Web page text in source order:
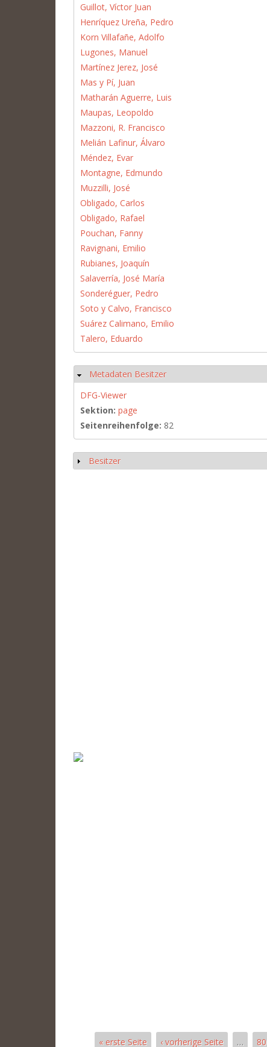
Guillot, Víctor Juan
Henríquez Ureña, Pedro
Korn Villafañe, Adolfo
Lugones, Manuel
Martínez Jerez, José
Mas y Pí, Juan
Matharán Aguerre, Luis
Maupas, Leopoldo
Mazzoni, R. Francisco
Melián Lafinur, Álvaro
Méndez, Evar
Montagne, Edmundo
Muzzilli, José
Obligado, Carlos
Obligado, Rafael
Pouchan, Fanny
Ravignani, Emilio
Rubianes, Joaquín
Salaverría, José María
Sonderéguer, Pedro
Soto y Calvo, Francisco
Suárez Calimano, Emilio
Talero, Eduardo
Hide
Metadaten Besitzer
DFG-Viewer
Sektion: page
Seitenreihenfolge: 82
Show
Besitzer
« erste Seite ‹ vorherige Seite … 80